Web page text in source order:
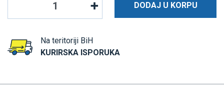
DODAJ U KORPU
Na teritoriji BiH
KURIRSKA ISPORUKA